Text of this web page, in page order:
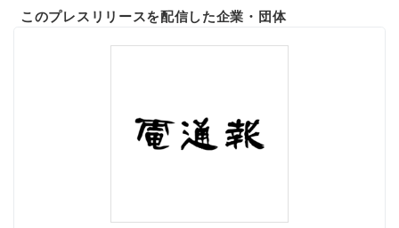
このプレスリリースを配信した企業・団体